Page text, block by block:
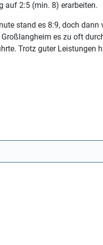
auf 2:5 (min. 8) erarbeiten.
stand es 8:9, doch dann
es zu oft
Trotz guter Leistungen